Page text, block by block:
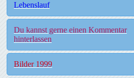
Lebenslauf
Du kannst gerne einen Kommentar
hinterlassen
Bilder 1999